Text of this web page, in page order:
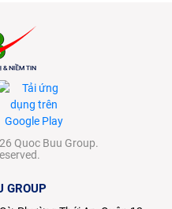
Quoc Buu Group.
GROUP